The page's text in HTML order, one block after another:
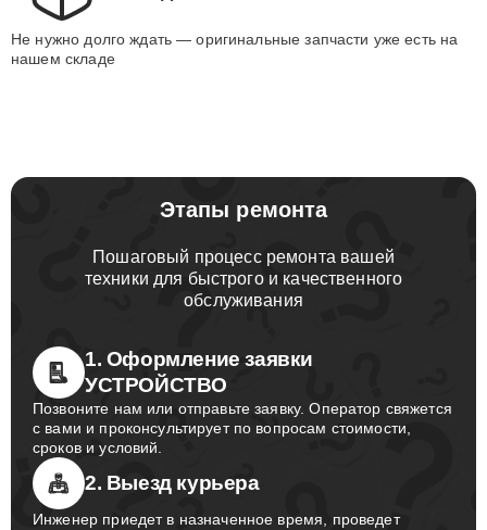
Не нужно долго ждать — оригинальные запчасти уже есть на
нашем складе
Этапы ремонта
Пошаговый процесс ремонта вашей
техники для быстрого и качественного
обслуживания
1. Оформление заявки
УСТРОЙСТВО
Позвоните нам или отправьте заявку. Оператор свяжется
с вами и проконсультирует по вопросам стоимости,
сроков и условий.
2. Выезд курьера
Инженер приедет в назначенное время, проведет